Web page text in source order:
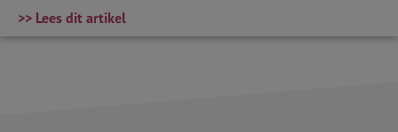
>> Lees dit artikel